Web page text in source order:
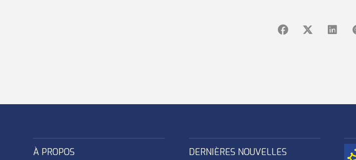
À PROPOS DERNIÈRES NOUVELLES